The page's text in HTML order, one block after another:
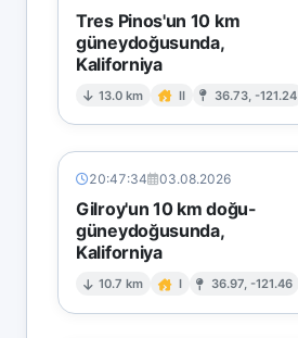
Tres Pinos'un 10 km
güneydoğusunda,
Kaliforniya
13.0 km II 36.73, -121.24
20:47:34 03.08.2026
Gilroy'un 10 km doğu-
güneydoğusunda,
Kaliforniya
10.7 km I 36.97, -121.46